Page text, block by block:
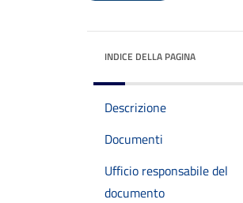
INDICE DELLA PAGINA
Descrizione
Documenti
Ufficio responsabile del
documento